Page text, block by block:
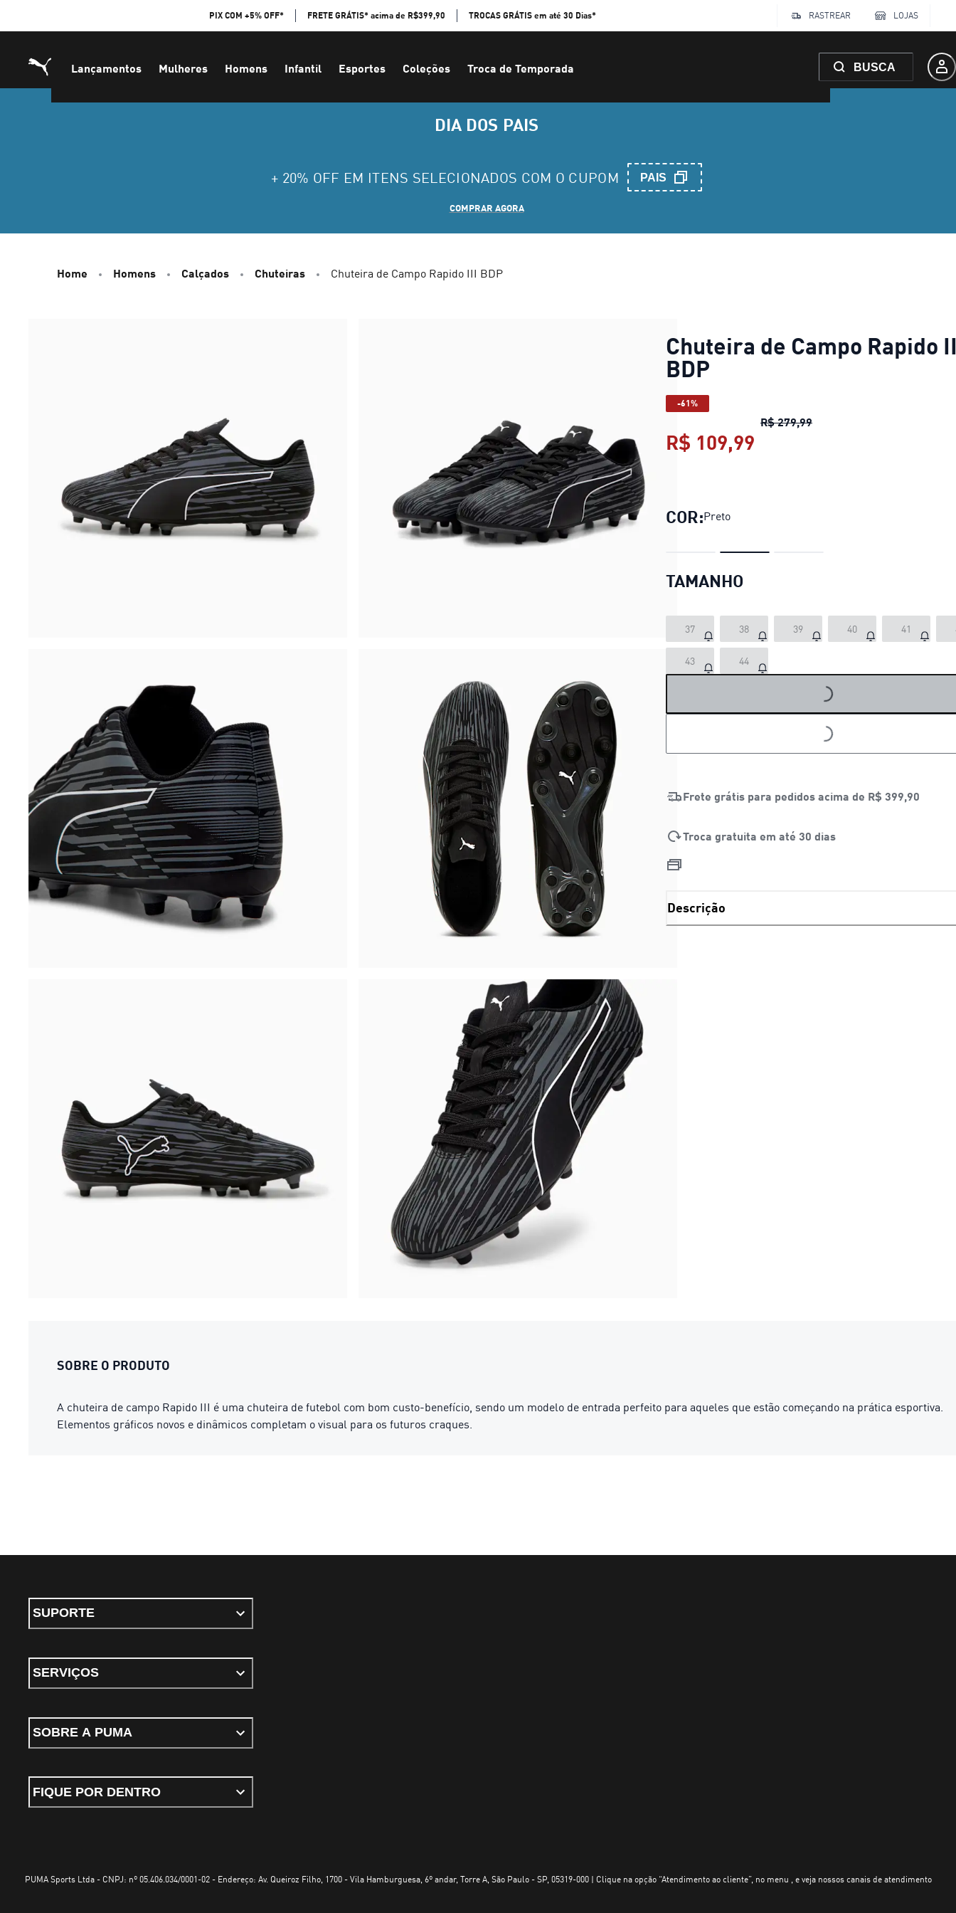
PIX COM +5% OFF* FRETE GRÁTIS* acima de R$399,90 TROCAS GRÁTIS em até 30 Dias* RASTREAR LOJAS
Lançamentos Mulheres Homens Infantil Esportes Coleções Troca de Temporada BUSCA
DIA DOS PAIS
+ 20% OFF EM ITENS SELECIONADOS COM O CUPOM PAIS
COMPRAR AGORA
Home Homens Calçados Chuteiras Chuteira de Campo Rapido III BDP
Chuteira de Campo Rapido
BDP
-61%
R$ 279,99Chuteira de Campo Rapido
R$ 109,99
COR:Preto
TAMANHO
37 38 39 40 41
43 44 LOADING...
LOADING...
Frete grátis para pedidos acima de R$ 399,90
Troca gratuita em até 30 dias
Descrição
SOBRE O PRODUTO
A chuteira de campo Rapido III é uma chuteira de futebol com bom custo-benefício, sendo um modelo de entrada perfeito para aqueles que estão começando na prática esportiva.
Elementos gráficos novos e dinâmicos completam o visual para os futuros craques.
SUPORTE
SERVIÇOS
SOBRE A PUMA
FIQUE POR DENTRO
PUMA Sports Ltda - CNPJ: nº 05.406.034/0001-02 - Endereço: Av. Queiroz Filho, 1700 - Vila Hamburguesa, 6º andar, Torre A, São Paulo - SP, 05319-000 | Clique na opção “Atendimento ao cliente”, no menu , e veja nossos canais de atendimento